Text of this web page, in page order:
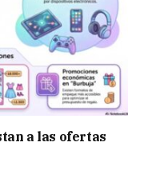
a las ofertas